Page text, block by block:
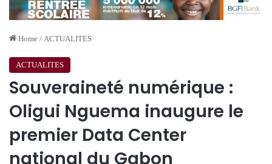
Home / ACTUALITES
ACTUALITES
Souveraineté numérique :
Oligui Nguema inaugure le
premier Data Center
national du Gabon